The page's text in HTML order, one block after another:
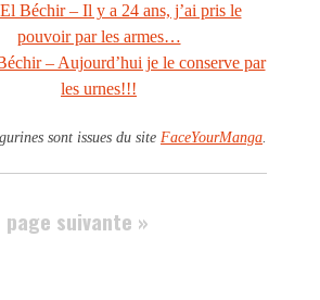
Béchir – Il y a 24 ans, j’ai pris le
pouvoir par les armes…
– Aujourd’hui je le conserve par
les urnes!!!
sont issues du site FaceYourManga
page suivante »